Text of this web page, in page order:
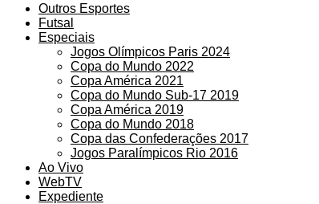
Outros Esportes
Futsal
Especiais
Jogos Olímpicos Paris 2024
Copa do Mundo 2022
Copa América 2021
Copa do Mundo Sub-17 2019
Copa América 2019
Copa do Mundo 2018
Copa das Confederações 2017
Jogos Paralímpicos Rio 2016
Ao Vivo
WebTV
Expediente